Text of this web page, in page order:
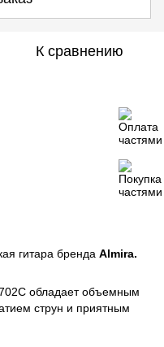
К сравнению
гитара бренда Almira.
обладает объемным
струн и приятным